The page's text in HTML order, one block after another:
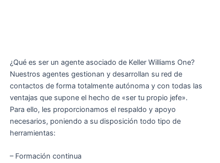
¿Qué es ser un agente asociado de Keller Williams One?
Nuestros agentes gestionan y desarrollan su red de
contactos de forma totalmente autónoma y con todas las
ventajas que supone el hecho de «ser tu propio jefe».
Para ello, les proporcionamos el respaldo y apoyo
necesarios, poniendo a su disposición todo tipo de
herramientas:
– Formación continua